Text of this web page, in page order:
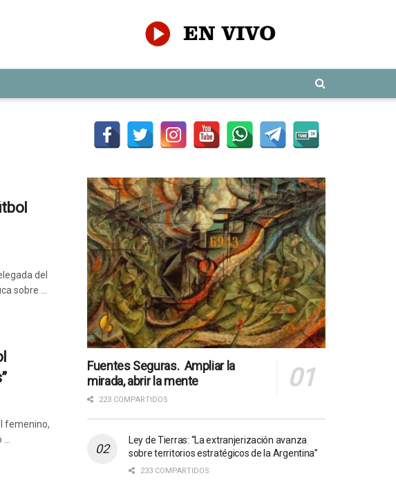
del
sobre ...
femenino,
Fuentes Seguras. Ampliar la
mirada, abrir la mente
223 COMPARTIDOS
Ley de Tierras: “La extranjerización avanza
sobre territorios estratégicos de la Argentina”
233 COMPARTIDOS